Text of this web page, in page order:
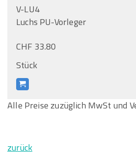
V-LU4
Luchs PU-Vorleger
CHF 33.80
Stück
Alle Preise zuzüglich MwSt und
zurück